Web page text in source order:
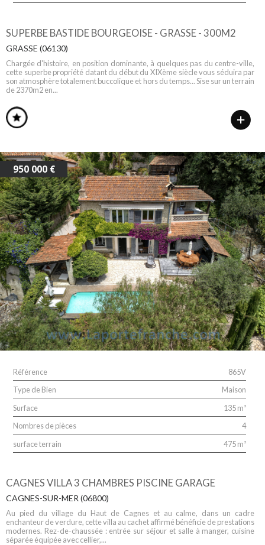
SUPERBE BASTIDE BOURGEOISE - GRASSE - 300M2
GRASSE (06130)
Chargée d'histoire, en position dominante, à quelques pas du centre-ville,
cette superbe propriété datant du début du XIXème siècle vous séduira par
son atmosphère totalement buccolique et hors du temps... Sise sur un terrain
de 2370m2 en...
950 000 €
Référence
865V
Type de Bien
Maison
Surface
135 m²
Nombres de pièces
4
surface terrain
475 m²
CAGNES VILLA 3 CHAMBRES PISCINE GARAGE
CAGNES-SUR-MER (06800)
Au pied du village du Haut de Cagnes et au calme, dans un cadre
enchanteur de verdure, cette villa au cachet affirmé bénéficie de prestations
modernes. Rez-de-chaussée : entrée sur séjour et salle à manger, cuisine
séparée équipée avec cellier,...